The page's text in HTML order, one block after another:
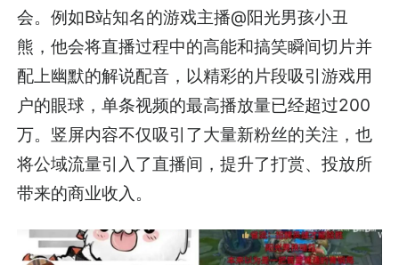
会。例如B站知名的游戏主播@阳光男孩小丑
熊，他会将直播过程中的高能和搞笑瞬间切片并
配上幽默的解说配音，以精彩的片段吸引游戏用
户的眼球，单条视频的最高播放量已经超过200
万。竖屏内容不仅吸引了大量新粉丝的关注，也
将公域流量引入了直播间，提升了打赏、投放所
带来的商业收入。